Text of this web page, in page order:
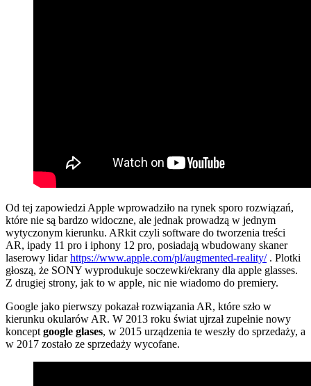
Od tej zapowiedzi Apple wprowadziło na rynek sporo rozwiązań,
które nie są bardzo widoczne, ale jednak prowadzą w jednym
wytyczonym kierunku. ARkit czyli software do tworzenia treści
AR, ipady 11 pro i iphony 12 pro, posiadają wbudowany skaner
laserowy lidarhttps://www.apple.com/pl/augmented-reality/. Plotki
głoszą, że SONY wyprodukuje soczewki/ekrany dla apple glasses.
Z drugiej strony, jak to w apple, nic nie wiadomo do premiery.
Google jako pierwszy pokazał rozwiązania AR, które szło w
kierunku okularów AR. W 2013 roku świat ujrzał zupełnie nowy
koncept google glases, w 2015 urządzenia te weszły do sprzedaży, a
w 2017 zostało ze sprzedaży wycofane.